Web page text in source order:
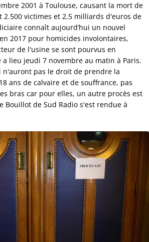
2001 à Toulouse, causant la mort de
2.500 victimes et 2,5 milliards d'euros de
connaît aujourd’hui un nouvel
2017 pour homicides involontaires,
de l'usine se sont pourvus en
a lieu jeudi 7 novembre au matin à Paris.
n'auront pas le droit de prendre la
ans de calvaire et de souffrance, pas
bras car pour elles, un autre procès est
Bouillot de Sud Radio s'est rendue à